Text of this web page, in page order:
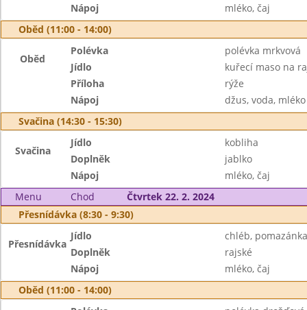
Nápoj
mléko, čaj
Oběd (11:00 - 14:00)
Oběd
Polévka
polévka mrkvová
Jídlo
kuřecí maso na
Příloha
rýže
Nápoj
džus, voda, mléko
Svačina (14:30 - 15:30)
Svačina
Jídlo
kobliha
Doplněk
jablko
Nápoj
mléko, čaj
Menu
Chod
Čtvrtek 22. 2. 2024
Přesnídávka (8:30 - 9:30)
Přesnídávka
Jídlo
chléb,
Doplněk
rajské
Nápoj
mléko, čaj
Oběd (11:00 - 14:00)